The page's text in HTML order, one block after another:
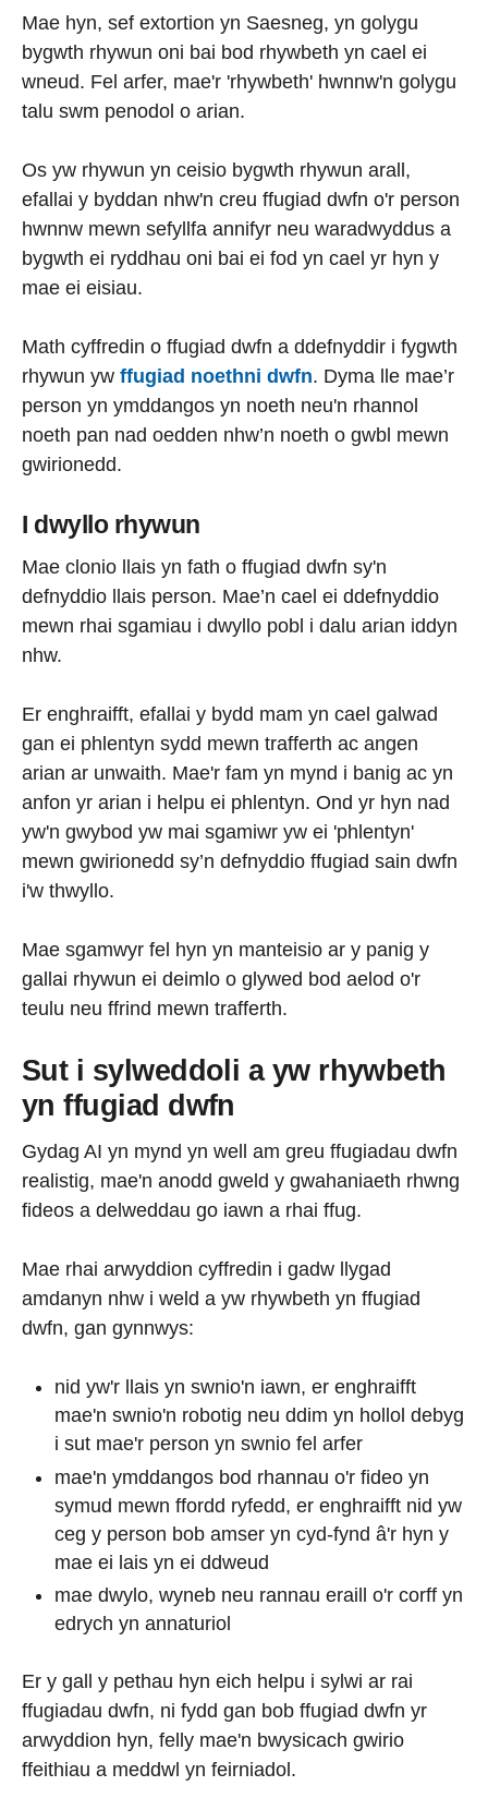
Mae hyn, sef extortion yn Saesneg, yn golygu
bygwth rhywun oni bai bod rhywbeth yn cael ei
wneud. Fel arfer, mae'r 'rhywbeth' hwnnw'n golygu
talu swm penodol o arian.
Os yw rhywun yn ceisio bygwth rhywun arall,
efallai y byddan nhw'n creu ffugiad dwfn o'r person
hwnnw mewn sefyllfa annifyr neu waradwyddus a
bygwth ei ryddhau oni bai ei fod yn cael yr hyn y
mae ei eisiau.
Math cyffredin o ffugiad dwfn a ddefnyddir i fygwth
rhywun yw ffugiad noethni dwfn. Dyma lle mae’r
person yn ymddangos yn noeth neu'n rhannol
noeth pan nad oedden nhw’n noeth o gwbl mewn
gwirionedd.
I dwyllo rhywun
Mae clonio llais yn fath o ffugiad dwfn sy'n
defnyddio llais person. Mae’n cael ei ddefnyddio
mewn rhai sgamiau i dwyllo pobl i dalu arian iddyn
nhw.
Er enghraifft, efallai y bydd mam yn cael galwad
gan ei phlentyn sydd mewn trafferth ac angen
arian ar unwaith. Mae'r fam yn mynd i banig ac yn
anfon yr arian i helpu ei phlentyn. Ond yr hyn nad
yw'n gwybod yw mai sgamiwr yw ei 'phlentyn'
mewn gwirionedd sy’n defnyddio ffugiad sain dwfn
i'w thwyllo.
Mae sgamwyr fel hyn yn manteisio ar y panig y
gallai rhywun ei deimlo o glywed bod aelod o'r
teulu neu ffrind mewn trafferth.
Sut i sylweddoli a yw rhywbeth
yn ffugiad dwfn
Gydag AI yn mynd yn well am greu ffugiadau dwfn
realistig, mae'n anodd gweld y gwahaniaeth rhwng
fideos a delweddau go iawn a rhai ffug.
Mae rhai arwyddion cyffredin i gadw llygad
amdanyn nhw i weld a yw rhywbeth yn ffugiad
dwfn, gan gynnwys:
nid yw'r llais yn swnio'n iawn, er enghraifft
mae'n swnio'n robotig neu ddim yn hollol debyg
i sut mae'r person yn swnio fel arfer
mae'n ymddangos bod rhannau o'r fideo yn
symud mewn ffordd ryfedd, er enghraifft nid yw
ceg y person bob amser yn cyd-fynd â'r hyn y
mae ei lais yn ei ddweud
mae dwylo, wyneb neu rannau eraill o'r corff yn
edrych yn annaturiol
Er y gall y pethau hyn eich helpu i sylwi ar rai
ffugiadau dwfn, ni fydd gan bob ffugiad dwfn yr
arwyddion hyn, felly mae'n bwysicach gwirio
ffeithiau a meddwl yn feirniadol.